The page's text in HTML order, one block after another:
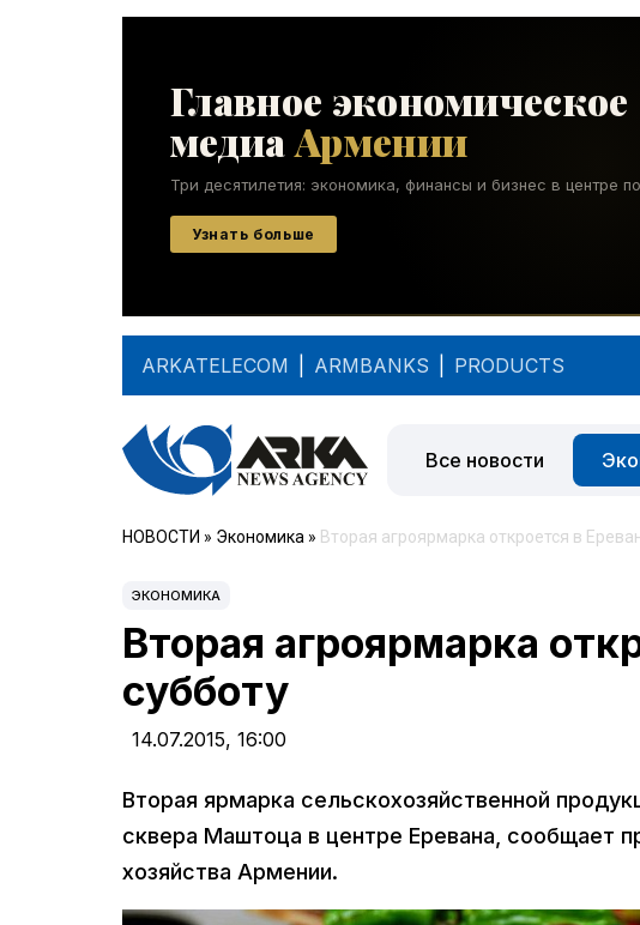
ARKATELECOM ARMBANKS PRODUCTS
Все новости
НОВОСТИ » Экономика » Вторая агроярмарка откроется в
ЭКОНОМИКА
Вторая агроярмарка
субботу
14.07.2015, 16:00
Вторая ярмарка сельскохозяйственной
сквера Маштоца в центре Еревана, сообщает
хозяйства Армении.